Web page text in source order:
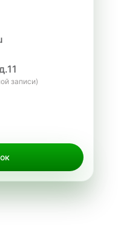
записи)